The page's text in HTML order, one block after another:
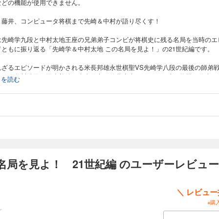
の機能が使用できません。
井、コンピュータ将棋まで先崎＆中村が語り尽くす！
崎学九段と中村太地王座の兄弟弟子コンビが将棋史に残る名局を当時の
もに振り返る「先崎学＆中村太地 この名局を見よ！」の21世紀編です。
るエピソードが明かされる米長邦雄永世棋聖VS先崎学八段の最後の師弟
、谷川浩司、羽生善治、森内俊之、佐藤康光といった平成の将棋を代表
士の名局、さらには藤井聡太七段、コンピュータ将棋elmo対Ponanza
までバラエティに富んだ14局を取り上げます。
将棋を二人がどう語るのか？将棋の内容の素晴らしさとともに、ここで
最後の師弟戦
読む
局を見よ！ 21世紀編 のユーザーレビュー
＼ レビュ
※購